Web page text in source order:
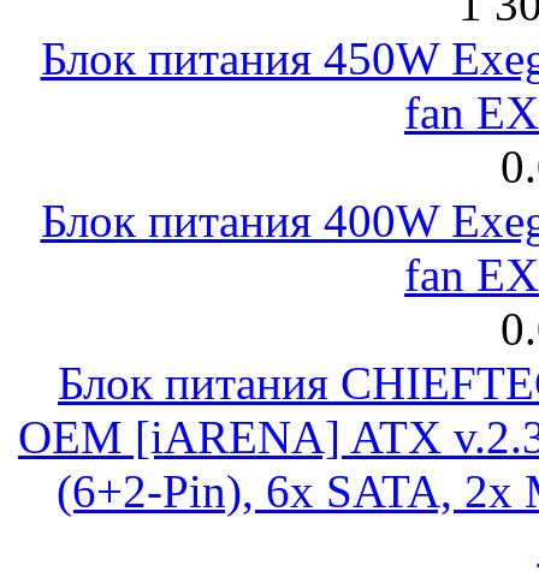
Блок питания 450W
fan
Блок питания 400W
fan
Блок питания
OEM [iARENA] ATX
(6+2-Pin), 6x SATA, 2x